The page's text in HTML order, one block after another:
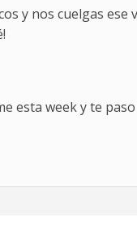
y nos cuelgas ese
esta week y te